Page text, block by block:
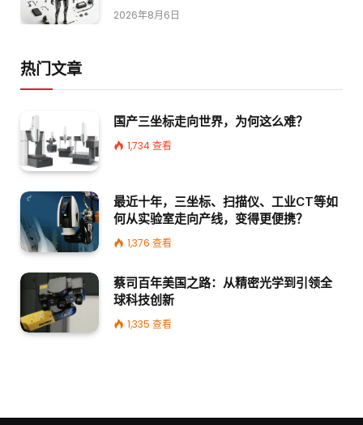
2026年8月6日
热门文章
国产三坐标走向世界，为何这么难？
1,734查看
最近十年，三坐标、扫描仪、工业CT等如
何从实验室走向产线，变得更便携？
1,376 查看
蔡司百年美国之路：从精密光学到引领全
球科技创新
1,335 查看